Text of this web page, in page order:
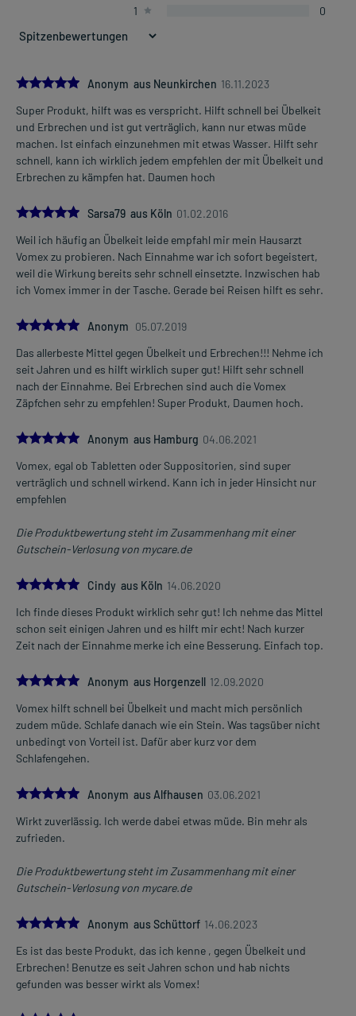
1
0
5.0Anonym aus Neunkirchen 16.11.2023
Super Produkt, hilft was es verspricht. Hilft schnell bei Übelkeit
und Erbrechen und ist gut verträglich, kann nur etwas müde
machen. Ist einfach einzunehmen mit etwas Wasser. Hilft sehr
schnell, kann ich wirklich jedem empfehlen der mit Übelkeit und
Erbrechen zu kämpfen hat. Daumen hoch
5.0
Sarsa79 aus Köln 01.02.2016
Weil ich häufig an Übelkeit leide empfahl mir mein Hausarzt
Vomex zu probieren. Nach Einnahme war ich sofort begeistert,
weil die Wirkung bereits sehr schnell einsetzte. Inzwischen hab
ich Vomex immer in der Tasche. Gerade bei Reisen hilft es sehr.
5.0Anonym 05.07.2019
Das allerbeste Mittel gegen Übelkeit und Erbrechen!!! Nehme ich
seit Jahren und es hilft wirklich super gut! Hilft sehr schnell
nach der Einnahme. Bei Erbrechen sind auch die Vomex
Zäpfchen sehr zu empfehlen! Super Produkt, Daumen hoch.
5.0Anonym aus Hamburg 04.06.2021
Vomex, egal ob Tabletten oder Suppositorien, sind super
verträglich und schnell wirkend. Kann ich in jeder Hinsicht nur
empfehlen
Die Produktbewertung steht im Zusammenhang mit einer
Gutschein-Verlosung von mycare.de
5.0
Cindy aus Köln 14.06.2020
Ich finde dieses Produkt wirklich sehr gut! Ich nehme das Mittel
schon seit einigen Jahren und es hilft mir echt! Nach kurzer
Zeit nach der Einnahme merke ich eine Besserung. Einfach top.
5.0Anonym aus Horgenzell 12.09.2020
Vomex hilft schnell bei Übelkeit und macht mich persönlich
zudem müde. Schlafe danach wie ein Stein. Was tagsüber nicht
unbedingt von Vorteil ist. Dafür aber kurz vor dem
Schlafengehen.
5.0Anonym aus Alfhausen 03.06.2021
Wirkt zuverlässig. Ich werde dabei etwas müde. Bin mehr als
zufrieden.
Die Produktbewertung steht im Zusammenhang mit einer
Gutschein-Verlosung von mycare.de
5.0Anonym aus Schüttorf 14.06.2023
Es ist das beste Produkt, das ich kenne , gegen Übelkeit und
Erbrechen! Benutze es seit Jahren schon und hab nichts
gefunden was besser wirkt als Vomex!